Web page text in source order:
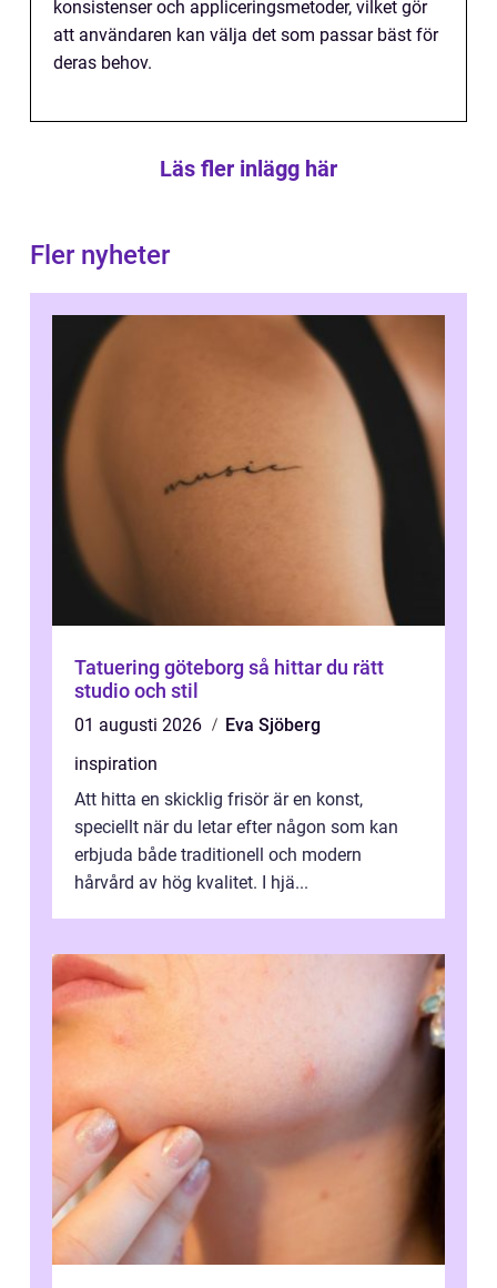
konsistenser och appliceringsmetoder, vilket gör
att användaren kan välja det som passar bäst för
deras behov.
Läs fler inlägg här
Fler nyheter
Tatuering göteborg så hittar du rätt
studio och stil
01 augusti 2026
Eva Sjöberg
inspiration
Att hitta en skicklig frisör är en konst,
speciellt när du letar efter någon som kan
erbjuda både traditionell och modern
hårvård av hög kvalitet. I hjä...